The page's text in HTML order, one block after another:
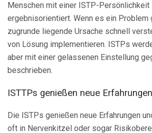
Menschen mit einer ISTP-Persönlichkeit
ergebnisorientiert. Wenn es ein
zugrunde liegende Ursache schnell
von Lösung implementieren. ISTPs
aber mit einer gelassenen Einstellung
beschrieben.
ISTTPs genießen neue Erfahrungen
Die ISTPs genießen neue Erfahrungen
oft in Nervenkitzel oder sogar